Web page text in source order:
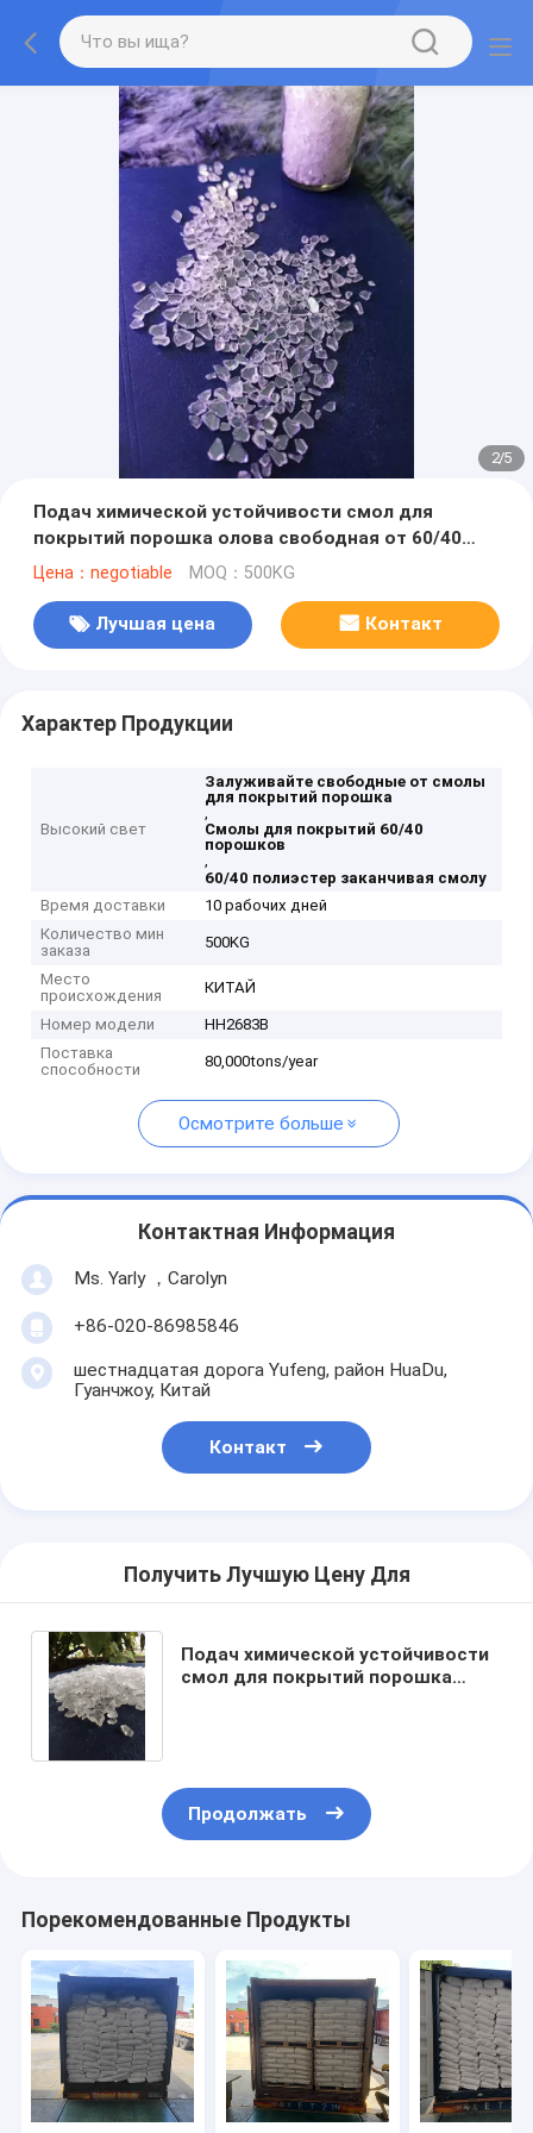
2/5
Подач химической устойчивости смол для
покрытий порошка олова свободная от 60/40
хороших
Цена：negotiable MOQ：500KG
Лучшая цена Контакт
Характер Продукции
Высокий свет
Залуживайте свободные от смолы
для покрытий порошка
,
Смолы для покрытий 60/40
порошков
,
60/40 полиэстер заканчивая смолу
Время доставки
10 рабочих дней
Количество мин
заказа
500KG
Место
происхождения
КИТАЙ
Номер модели
HH2683B
Поставка
способности
80,000tons/year
Осмотрите больше
Контактная Информация
Ms. Yarly ，Carolyn
+86-020-86985846
шестнадцатая дорога Yufeng, район HuaDu,
Гуанчжоу, Китай
Контакт
Получить Лучшую Цену Для
Подач химической устойчивости
смол для покрытий порошка
Продолжать
Порекомендованные Продукты